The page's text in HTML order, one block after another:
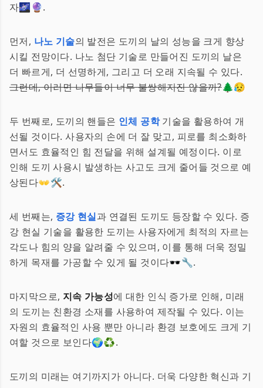
자🌌🔮.
먼저, 나노 기술의 발전은 도끼의 날의 성능을 크게 향상
시킬 전망이다. 나노 첨단 기술로 만들어진 도끼의 날은
더 빠르게, 더 선명하게, 그리고 더 오래 지속될 수 있다.
그런데, 이러면 나무들이 너무 불쌍해지진 않을까?🌲😥
두 번째로, 도끼의 핸들은 인체 공학기술을 활용하여 개
선될 것이다. 사용자의 손에 더 잘 맞고, 피로를 최소화하
면서도 효율적인 힘 전달을 위해 설계될 예정이다. 이로
인해 도끼 사용시 발생하는 사고도 크게 줄어들 것으로 예
상된다👐🛠️.
세 번째는, 증강 현실과 연결된 도끼도 등장할 수 있다. 증
강 현실 기술을 활용한 도끼는 사용자에게 최적의 자르는
각도나 힘의 양을 알려줄 수 있으며, 이를 통해 더욱 정밀
하게 목재를 가공할 수 있게 될 것이다🕶️🔧.
마지막으로, 지속 가능성에 대한 인식 증가로 인해, 미래
의 도끼는 친환경 소재를 사용하여 제작될 수 있다. 이는
자원의 효율적인 사용 뿐만 아니라 환경 보호에도 크게 기
여할 것으로 보인다🌍♻️.
도끼의 미래는 여기까지가 아니다. 더욱 다양한 혁신과 기